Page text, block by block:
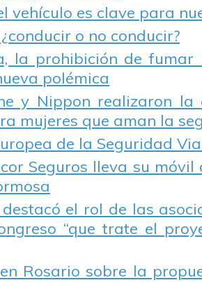
vehículo es clave para
o no conducir?
la prohibición de fumar
polémica
y Nippon realizaron la
mujeres que aman la
de la Seguridad
Seguros lleva su
el rol de las
“que trate el
Rosario sobre la